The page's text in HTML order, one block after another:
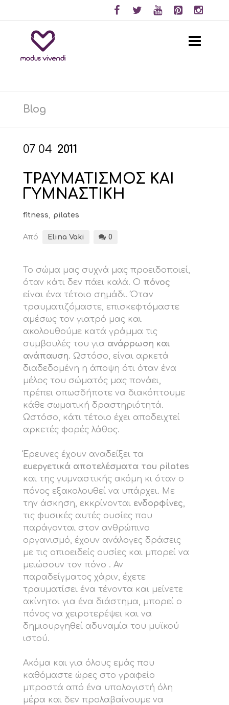
Blog
07 04 2011
ΤΡΑΥΜΑΤΙΣΜΟΣ ΚΑΙ
ΓΥΜΝΑΣΤΙΚΗ
fitness, pilates
Από Elina Vaki 0
Το σώμα μας συχνά μας προειδοποιεί,
όταν κάτι δεν πάει καλά. Ο πόνος
είναι ένα τέτοιο σημάδι. Όταν
τραυματιζόμαστε, επισκεφτόμαστε
αμέσως τον γιατρό μας και
ακολουθούμε κατά γράμμα τις
συμβουλές του για ανάρρωση και
ανάπαυση. Ωστόσο, είναι αρκετά
διαδεδομένη η άποψη ότι όταν ένα
μέλος του σώματός μας πονάει,
πρέπει οπωσδήποτε να διακόπτουμε
κάθε σωματική δραστηριότητά.
Ωστόσο, κάτι τέτοιο έχει αποδειχτεί
αρκετές φορές λάθος.
Έρευνες έχουν αναδείξει τα
ευεργετικά αποτελέσματα του pilates
και της γυμναστικής ακόμη κι όταν ο
πόνος εξακολουθεί να υπάρχει. Με
την άσκηση, εκκρίνονται ενδορφίνες,
τις φυσικές αυτές ουσίες που
παράγονται στον ανθρώπινο
οργανισμό, έχουν ανάλογες δράσεις
με τις οπιοειδείς ουσίες και μπορεί να
μειώσουν τον πόνο . Αν
παραδείγματος χάριν, έχετε
τραυματίσει ένα τένοντα και μείνετε
ακίνητοι για ένα διάστημα, μπορεί ο
πόνος να χειροτερέψει και να
δημιουργηθεί αδυναμία του μυϊκού
ιστού.
Ακόμα και για όλους εμάς που
καθόμαστε ώρες στο γραφείο
μπροστά από ένα υπολογιστή όλη
μέρα και δεν προλαβαίνουμε να